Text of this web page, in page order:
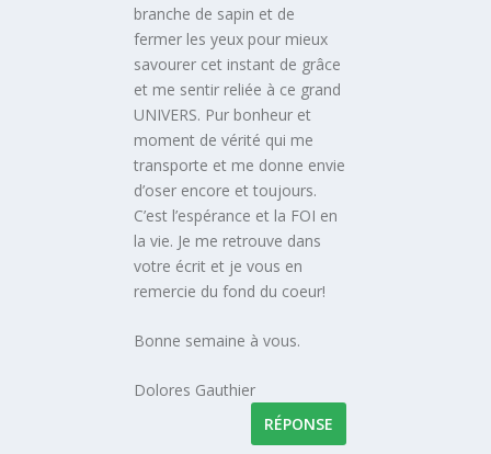
branche de sapin et de
fermer les yeux pour mieux
savourer cet instant de grâce
et me sentir reliée à ce grand
UNIVERS. Pur bonheur et
moment de vérité qui me
transporte et me donne envie
d’oser encore et toujours.
C’est l’espérance et la FOI en
la vie. Je me retrouve dans
votre écrit et je vous en
remercie du fond du coeur!
Bonne semaine à vous.
Dolores Gauthier
RÉPONSE